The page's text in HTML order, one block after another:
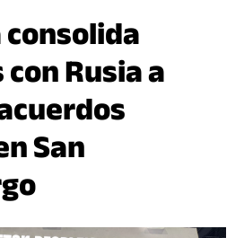
Rusia a
San